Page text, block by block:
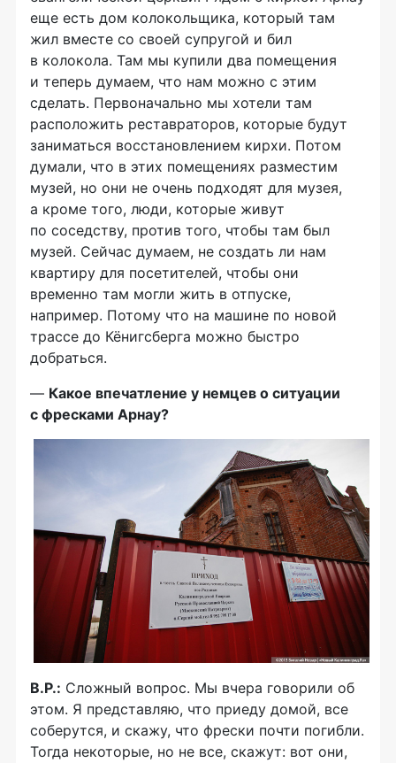
еще есть дом колокольщика, который там
жил вместе со своей супругой и бил
в колокола. Там мы купили два помещения
и теперь думаем, что нам можно с этим
сделать. Первоначально мы хотели там
расположить реставраторов, которые будут
заниматься восстановлением кирхи. Потом
думали, что в этих помещениях разместим
музей, но они не очень подходят для музея,
а кроме того, люди, которые живут
по соседству, против того, чтобы там был
музей. Сейчас думаем, не создать ли нам
квартиру для посетителей, чтобы они
временно там могли жить в отпуске,
например. Потому что на машине по новой
трассе до Кёнигсберга можно быстро
добраться.
— Какое впечатление у немцев о ситуации
с фресками Арнау?
В.Р.: Сложный вопрос. Мы вчера говорили об
этом. Я представляю, что приеду домой, все
соберутся, и скажу, что фрески почти погибли.
Тогда некоторые, но не все, скажут: вот они,